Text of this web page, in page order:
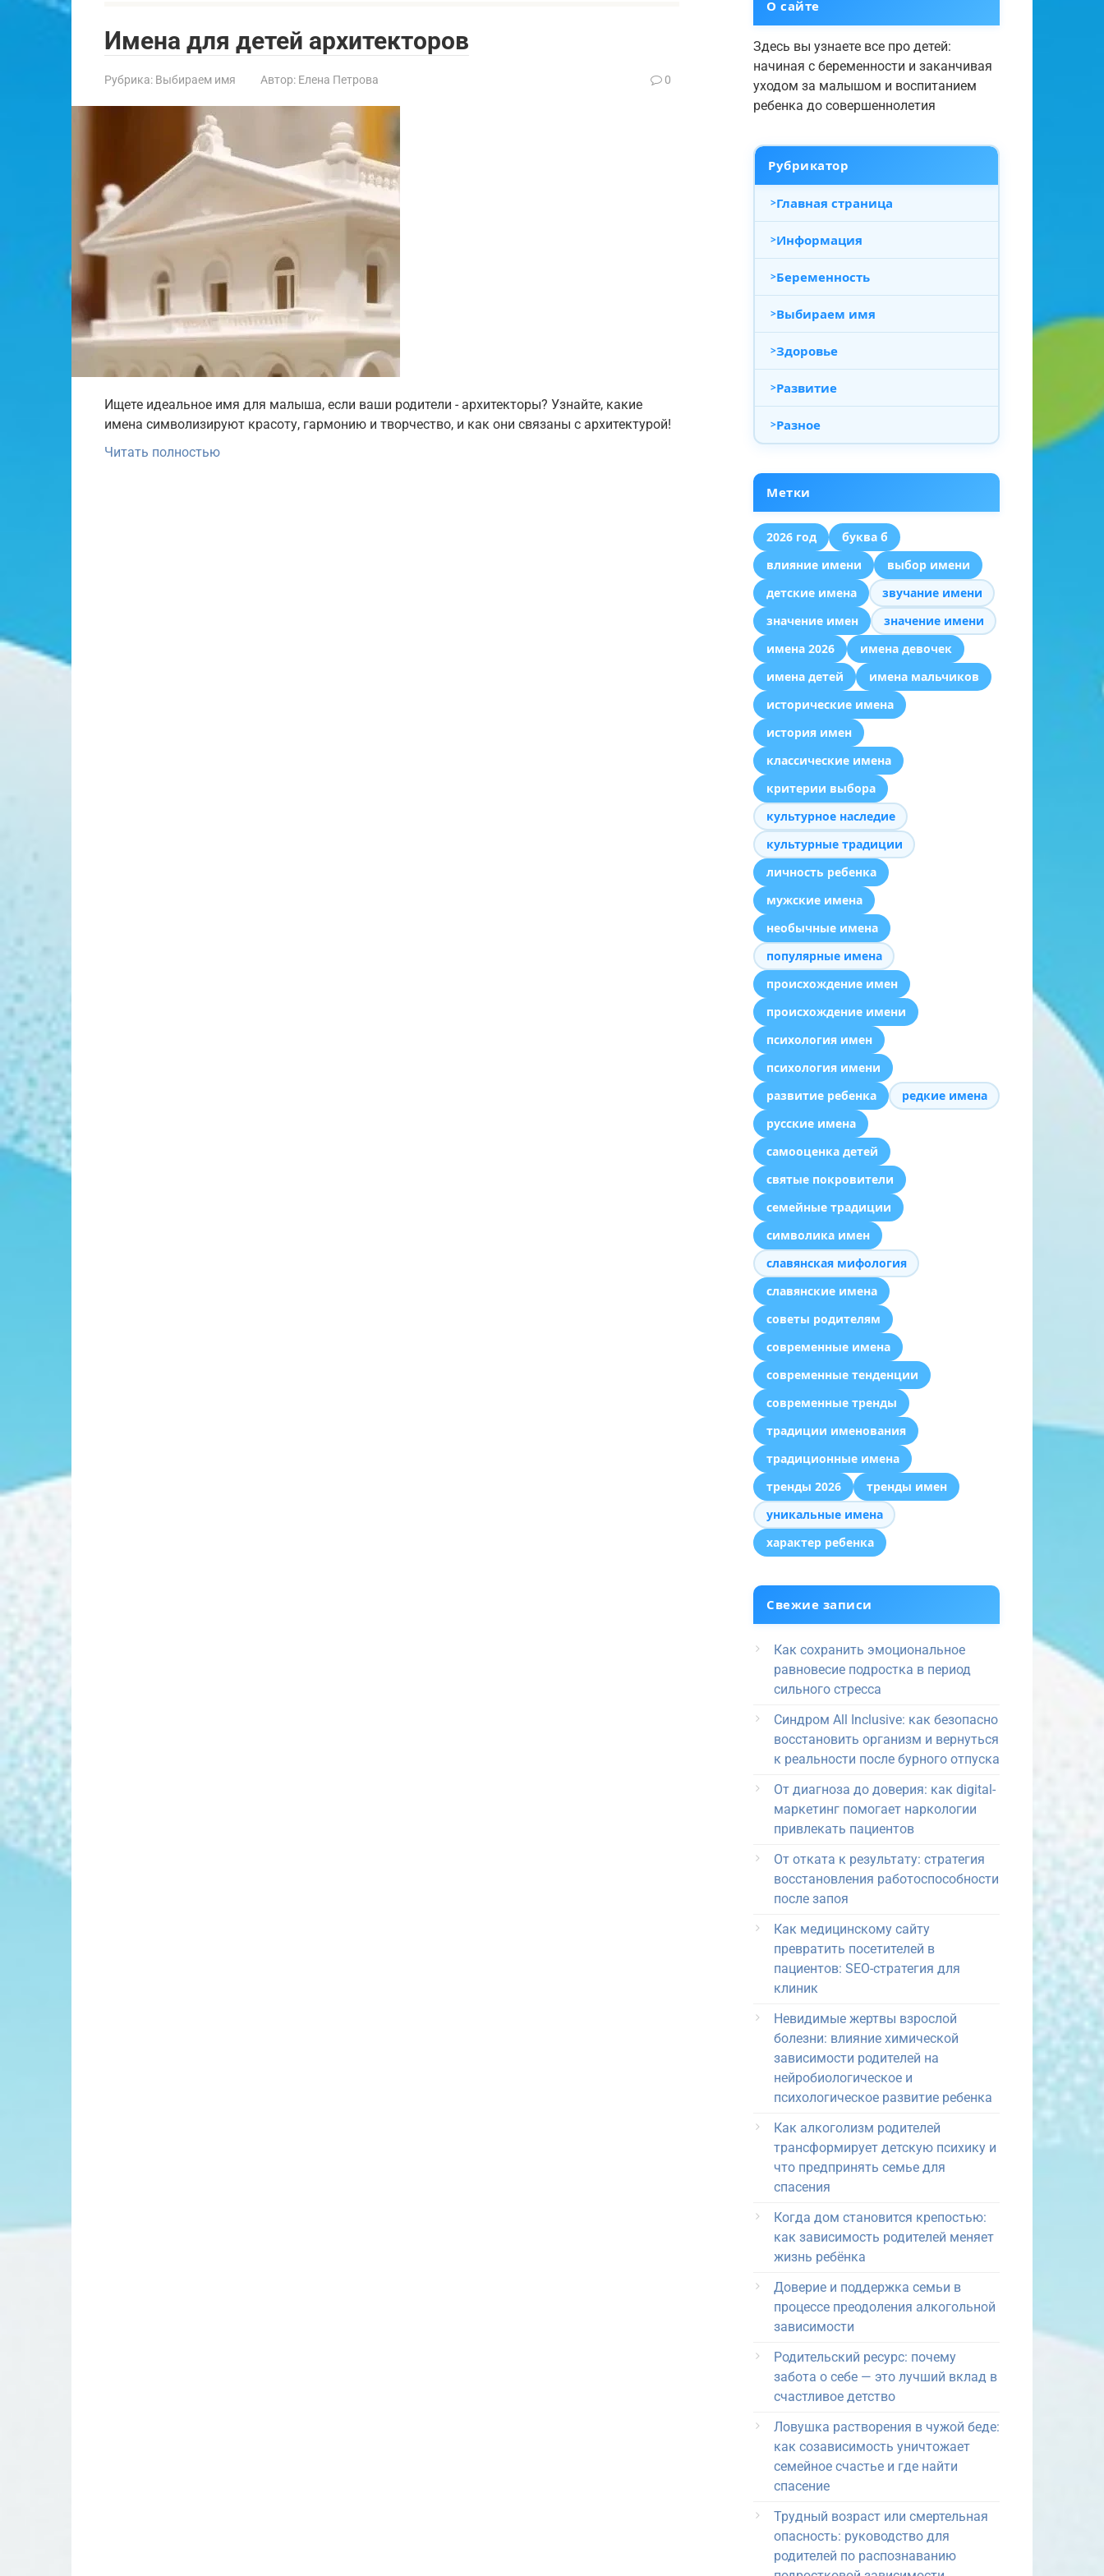
Имена для детей архитекторов
Рубрика: Выбираем имя Автор: Елена Петрова 0
Ищете идеальное имя для малыша, если ваши родители - архитекторы? Узнайте, какие
имена символизируют красоту, гармонию и творчество, и как они связаны с архитектурой!
Читать полностью
О сайте
Здесь вы узнаете все про детей:
начиная с беременности и заканчивая
уходом за малышом и воспитанием
ребенка до совершеннолетия
Рубрикатор
Главная страница
Информация
Беременность
Выбираем имя
Здоровье
Развитие
Разное
Метки
2026 год
буква б
влияние имени
выбор имени
детские имена
звучание имени
значение имен
значение имени
имена 2026
имена девочек
имена детей
имена мальчиков
исторические имена
история имен
классические имена
критерии выбора
культурное наследие
культурные традиции
личность ребенка
мужские имена
необычные имена
популярные имена
происхождение имен
происхождение имени
психология имен
психология имени
развитие ребенка
редкие имена
русские имена
самооценка детей
святые покровители
семейные традиции
символика имен
славянская мифология
славянские имена
советы родителям
современные имена
современные тенденции
современные тренды
традиции именования
традиционные имена
тренды 2026
тренды имен
уникальные имена
характер ребенка
Свежие записи
Как сохранить эмоциональное
равновесие подростка в период
сильного стресса
Синдром All Inclusive: как безопасно
восстановить организм и вернуться
к реальности после бурного отпуска
От диагноза до доверия: как digital-
маркетинг помогает наркологии
привлекать пациентов
От отката к результату: стратегия
восстановления работоспособности
после запоя
Как медицинскому сайту
превратить посетителей в
пациентов: SEO-стратегия для
клиник
Невидимые жертвы взрослой
болезни: влияние химической
зависимости родителей на
нейробиологическое и
психологическое развитие ребенка
Как алкоголизм родителей
трансформирует детскую психику и
что предпринять семье для
спасения
Когда дом становится крепостью:
как зависимость родителей меняет
жизнь ребёнка
Доверие и поддержка семьи в
процессе преодоления алкогольной
зависимости
Родительский ресурс: почему
забота о себе — это лучший вклад в
счастливое детство
Ловушка растворения в чужой беде:
как созависимость уничтожает
семейное счастье и где найти
спасение
Трудный возраст или смертельная
опасность: руководство для
родителей по распознаванию